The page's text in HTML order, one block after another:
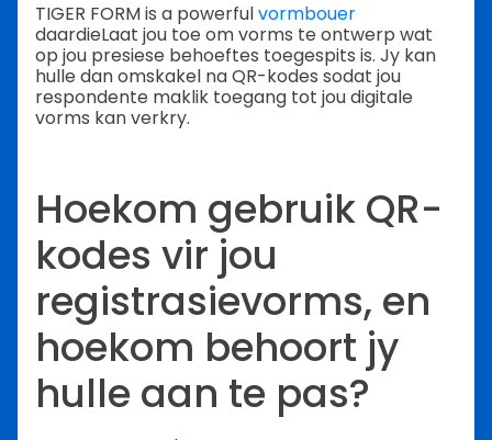
TIGER FORM is a powerfulvormbouer
daardieLaat jou toe om vorms te ontwerp wat
op jou presiese behoeftes toegespits is. Jy kan
hulle dan omskakel na QR-kodes sodat jou
respondente maklik toegang tot jou digitale
vorms kan verkry.
Hoekom gebruik QR-
kodes vir jou
registrasievorms, en
hoekom behoort jy
hulle aan te pas?